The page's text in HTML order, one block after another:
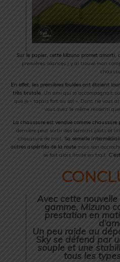
Sur le papier, cette Mizuno promet amorti,
premières séances j’y ai trouvé mon
En effet, les premières foulées ont étaient
très brutale. Un ami qui m’accompagnait
que je « tapais fort au sol ». Donc ne vous
vous avez le même ressenti
La chaussure est vendue comme chaussure
dernière peut sortir des terrains plats et
chaussure de trail.
Sa semelle
autres aspérités de la routemais son
se fait alors limite en trail.
Avec cette
gamme, Mizuno
prestation en
Un peu raide au
Sky se défend par
souple et une
tous les